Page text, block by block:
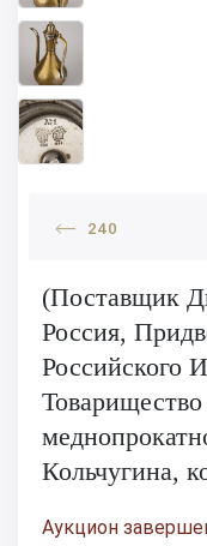
240
(Поставщик
Россия,
Российского
Кольчугина,
Аукцион